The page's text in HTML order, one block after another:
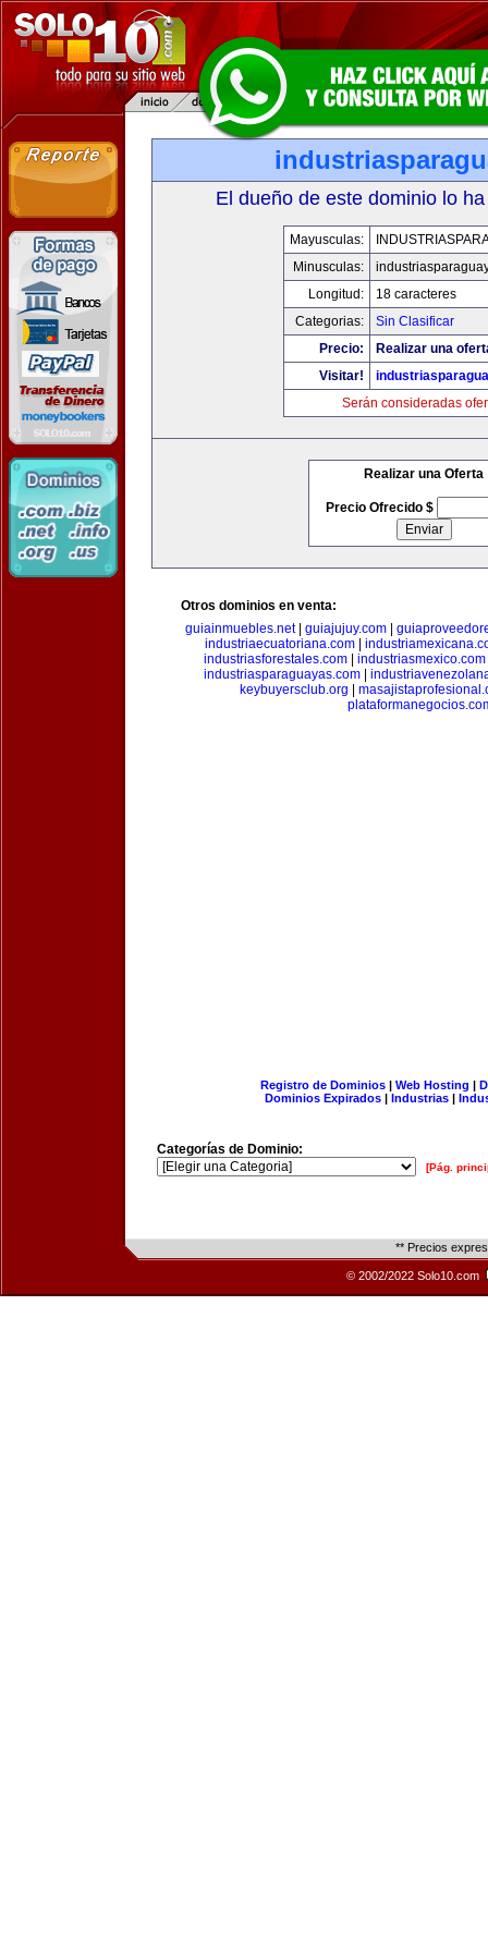
El dueño de este dominio lo
Mayusculas:
Minusculas:
Longitud:
18 caracteres
Categorias:
Sin Clasificar
Precio:
Realizar una
Visitar!
Serán consideradas
Realizar una Oferta
Precio Ofrecido $
Otros dominios en venta:
guiainmuebles.net| guiajujuy.com|
industriaecuatoriana.com|
industriasforestales.com
industriasmexico.com
industriasparaguayas.com
keybuyersclub.org
Registro de Dominios| Web Hosting |
Dominios Expirados | Industrias |
Categorías de Dominio:
[Pág.
** Precios
© 2002/2022 Solo10.com